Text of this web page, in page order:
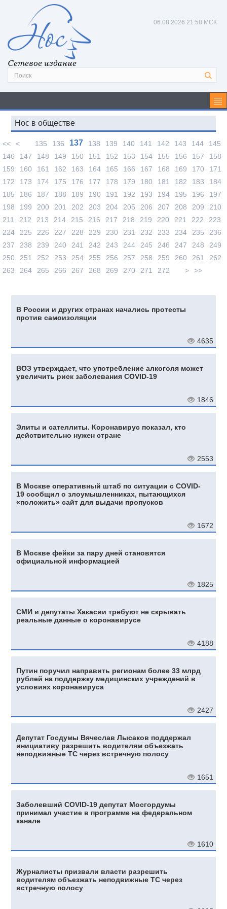
Сетевое издание
06.08.2026 21:58 МСК
Нос в обществе
<< < 135 136 137 138 139 140 141 142 143 144
145
146
147 148 149 150 151 152 153 154 155 156 157
158
159
160 161 162 163 164 165 166 167 168 169 170
171
172
173 174 175 176 177 178 179 180 181 182 183
184
185
186 187 188 189 190 191 192 193 194 195 196
197
198
199 200 201 202 203 204 205 206 207 208 209
210
211
212 213 214 215 216 217 218 219 220 221 222
223
224
225 226 227 228 229 230 231 232 233 234 235
236
237
238 239 240 241 242 243 244 245 246 247 248
249
250
251 252 253 254 255 256 257 258 259 260 261
262
263
264 265 266 267 268 269 270 271 272 > >>
В России и других странах начались протесты
против самоизоляции
4635
ВОЗ утверждает, что употребление алкоголя может
увеличить риск заболевания COVID-19
1846
Элиты и сателлиты. Коронавирус показал, кто
действительно нужен стране
2553
В Москве оперативный штаб по ситуации с COVID-
19 сообщил о злоумышленниках, пытающихся
«положить» сайт для выдачи пропусков
1672
В Москве фейки за пару дней становятся
официальной информацией
1825
СМИ и депутаты Хакасии требуют не скрывать
реальные данные о коронавирусе
4188
Путин поручил направить регионам более 33 млрд
рублей на поддержку медицинских учреждений в
условиях коронавируса
2427
Депутат Госдумы Вячеслав Лысаков поддержал
инициативу разрешить водителям объезжать
неподвижные ТС через встречную полосу
1651
Заболевший COVID-19 депутат Мосгордумы
принимал участие в программе на федеральном
канале
1610
Журналисты призвали власти разрешить
водителям объезжать неподвижные ТС через
встречную полосу